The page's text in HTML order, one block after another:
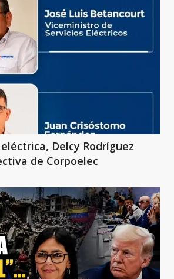
Delcy Rodríguez
de Corpoelec